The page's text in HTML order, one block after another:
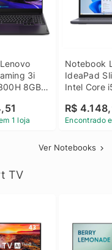
3i
8GB
15.6
Preto
1 loja
Notebook
IdeaPad
Intel Core
SSD Win
R$
Encontrado
Ver Notebooks
TV